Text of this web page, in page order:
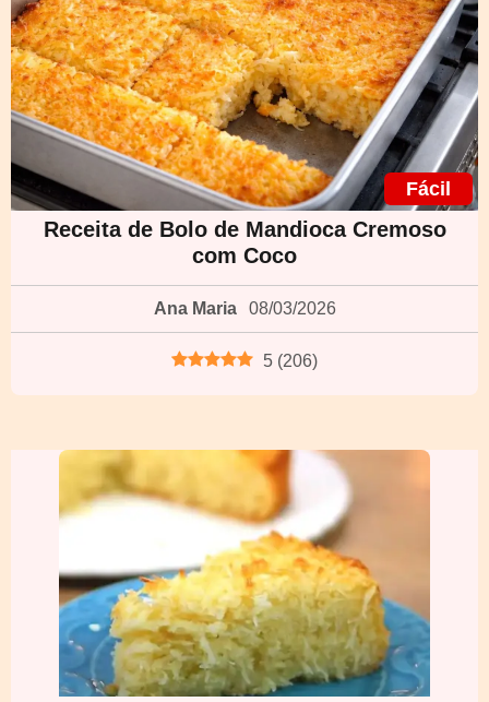
Fácil
Receita de Bolo de Mandioca Cremoso
com Coco
Ana Maria 08/03/2026
5 (206)